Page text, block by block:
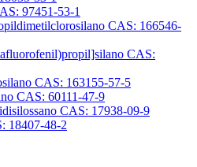
97451-53-1
CAS: 166546-
CAS:
CAS: 163155-57-5
CAS: 60111-47-9
CAS: 17938-09-9
18407-48-2